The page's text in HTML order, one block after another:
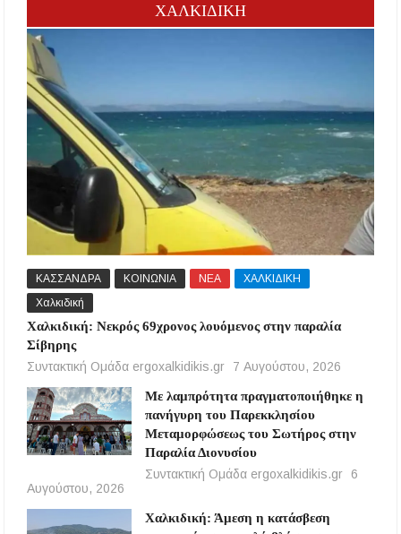
ΧΑΛΚΙΔΙΚΗ
ΚΑΣΣΑΝΔΡΑ ΚΟΙΝΩΝΙΑ ΝΕΑ
ΧΑΛΚΙΔΙΚΗ
Χαλκιδική
Χαλκιδική: Νεκρός 69χρονος λουόμενος στην παραλία
Σίβηρης
Συντακτική Ομάδα ergoxalkidikis.gr
7 Αυγούστου, 2026
Με λαμπρότητα πραγματοποιήθηκε η
πανήγυρη του Παρεκκλησίου
Μεταμορφώσεως του Σωτήρος στην
Παραλία Διονυσίου
Συντακτική Ομάδα ergoxalkidikis.gr
6
Αυγούστου, 2026
Χαλκιδική: Άμεση η κατάσβεση